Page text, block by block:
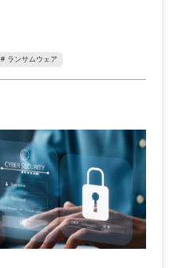
# ランサムウェア